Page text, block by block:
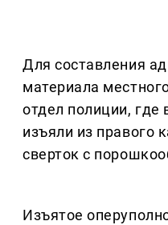
Для составления
материала
отдел полиции, где
изъяли из правого
сверток с
Изъятое